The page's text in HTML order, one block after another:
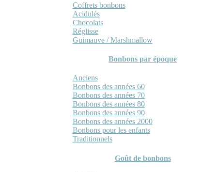
Coffrets bonbons
Acidulés
Chocolats
Réglisse
Guimauve / Marshmallow
Bonbons par époque
Anciens
Bonbons des années 60
Bonbons des années 70
Bonbons des années 80
Bonbons des années 90
Bonbons des années 2000
Bonbons pour les enfants
Traditionnels
Goût de bonbons